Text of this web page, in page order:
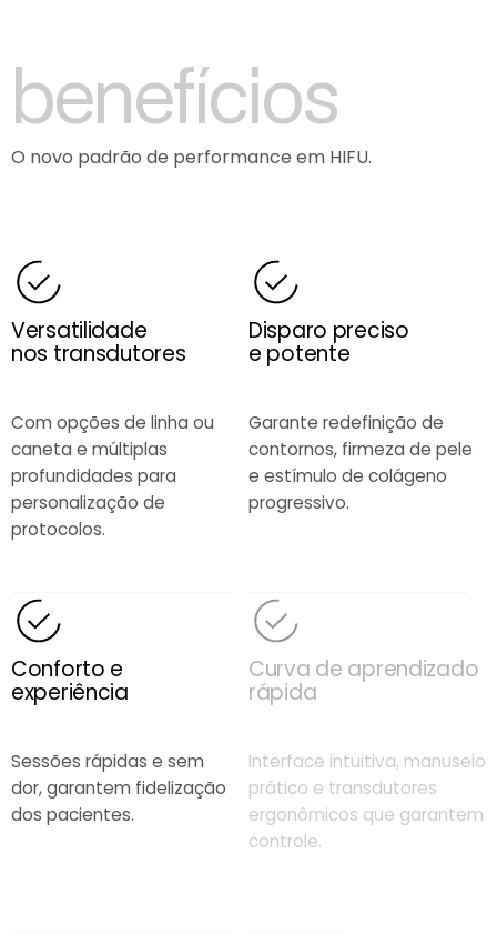
benefícios
O novo padrão de performance em HIFU.
Versatilidade
nos transdutores
Com opções de linha ou
caneta e múltiplas
profundidades para
personalização de
protocolos.
Disparo preciso
e potente
Garante redefinição de
contornos, firmeza de pele
e estímulo de colágeno
progressivo.
Conforto e
experiência
Sessões rápidas e sem
dor, garantem fidelização
dos pacientes.
Curva de aprendizado
rápida
Interface intuitiva, manuseio
prático e transdutores
ergonômicos que garantem
controle.